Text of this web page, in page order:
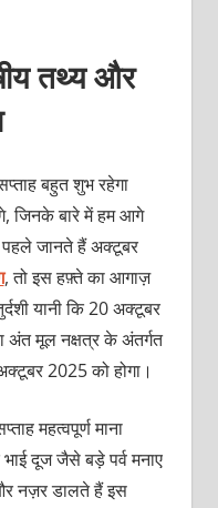
तथ्य और
बहुत शुभ रहेगा
जिनके बारे में हम आगे
जानते हैं अक्टूबर
, तो इस हफ़्ते का आगाज़
यानी कि 20 अक्टूबर
अंत मूल नक्षत्र के अंतर्गत
2025 को होगा।
महत्वपूर्ण माना
भाई दूज जैसे बड़े पर्व मनाए
नज़र डालते हैं इस